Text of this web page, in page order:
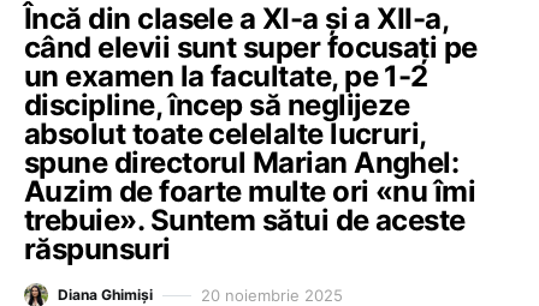
Încă din clasele a XI-a și a XII-a,
când elevii sunt super focusați pe
un examen la facultate, pe 1-2
discipline, încep să neglijeze
absolut toate celelalte lucruri,
spune directorul Marian Anghel:
Auzim de foarte multe ori «nu îmi
trebuie». Suntem sătui de aceste
răspunsuri
Diana Ghimiși 20 noiembrie 2025